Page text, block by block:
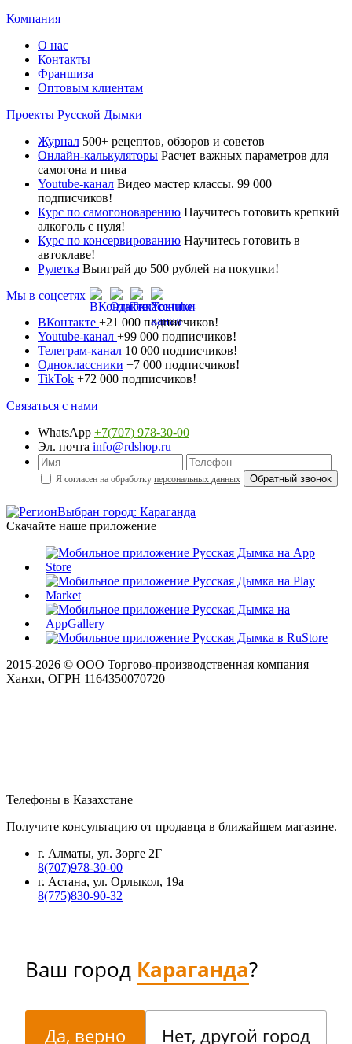
Компания
О нас
Контакты
Франшиза
Оптовым клиентам
Проекты Русской Дымки
Журнал 500+ рецептов, обзоров и советов
Онлайн-калькуляторы Расчет важных параметров для
самогона и пива
Youtube-канал Видео мастер классы. 99 000
подписчиков!
Курс по самогоноварению Научитесь готовить крепкий
алкоголь с нуля!
Курс по консервированию Научитесь готовить в
автоклаве!
Рулетка Выиграй до 500 рублей на покупки!
Мы в соцсетях
ВКонтакте +21 000 подписчиков!
Youtube-канал +99 000 подписчиков!
Телеграм-канал 10 000 подписчиков!
Одноклассники +7 000 подписчиков!
TikTok +72 000 подписчиков!
Связаться с нами
WhatsApp +7(707) 978-30-00
Эл. почта info@rdshop.ru
Я согласен на обработку персональных данных
Выбран город: Караганда
Скачайте наше приложение
2015-2026 © ООО Торгово-производственная компания
Ханхи, ОГРН 1164350070720
Телефоны в Казахстане
Получите консультацию от продавца в ближайшем магазине.
г. Алматы, ул. Зорге 2Г
8(707)978-30-00
г. Астана, ул. Орлыкол, 19а
8(775)830-90-32
Ваш город Караганда?
Да, верно Нет, другой город